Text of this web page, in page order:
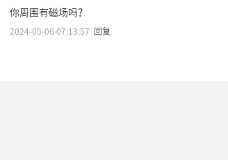
你周围有磁场吗？
2024-05-06 07:13:57 回复